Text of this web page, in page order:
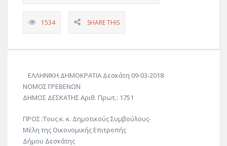
1534 SHARE THIS
ΕΛΛΗΝΙΚΗ.ΔΗΜΟΚΡΑΤΙΑ Δεσκάτη 09-03-2018
ΝΟΜΟΣ ΓΡΕΒΕΝΩΝ
ΔΗΜΟΣ ΔΕΣΚΑΤΗΣ Αριθ. Πρωτ.: 1751
ΠΡΟΣ :Τους κ. κ. Δημοτικούς Συμβούλους-
Μέλη της Οικονομικής Επιτροπής
Δήμου Δεσκάτης